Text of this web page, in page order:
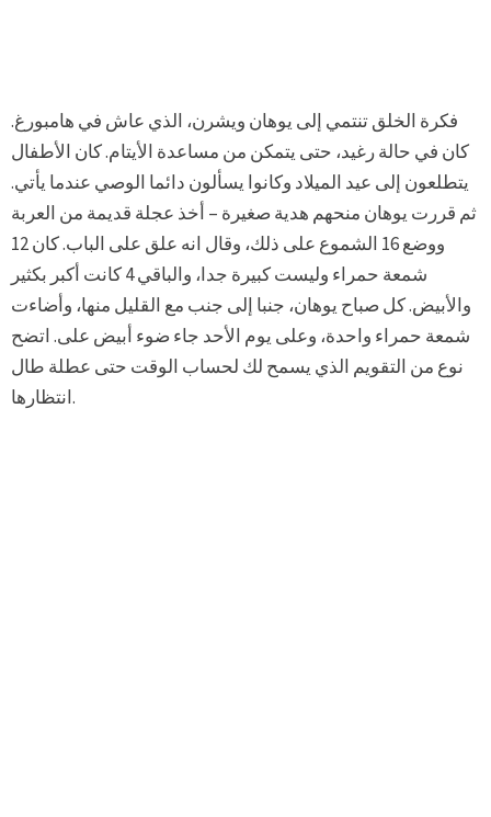
فكرة الخلق تنتمي إلى يوهان ويشرن، الذي عاش في هامبورغ.
كان في حالة رغيد، حتى يتمكن من مساعدة الأيتام. كان الأطفال
يتطلعون إلى عيد الميلاد وكانوا يسألون دائما الوصي عندما يأتي.
ثم قررت يوهان منحهم هدية صغيرة – أخذ عجلة قديمة من العربة
ووضع 16 الشموع على ذلك، وقال انه علق على الباب. كان 12
شمعة حمراء وليست كبيرة جدا، والباقي 4 كانت أكبر بكثير
والأبيض. كل صباح يوهان، جنبا إلى جنب مع القليل منها، وأضاءت
شمعة حمراء واحدة، وعلى يوم الأحد جاء ضوء أبيض على. اتضح
نوع من التقويم الذي يسمح لك لحساب الوقت حتى عطلة طال
انتظارها.